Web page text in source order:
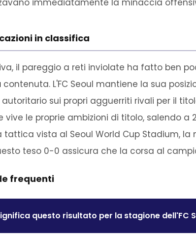
immediatamente la minaccia
in classifica
il pareggio a reti inviolate ha fatto ben
contenuta. L'FC Seoul mantiene la sua
sui propri agguerriti rivali per il
vive le proprie ambizioni di titolo, salendo
tattica vista al Seoul World Cup Stadium,
teso 0-0 assicura che la corsa al
frequenti
questo risultato per la stagione dell'FC